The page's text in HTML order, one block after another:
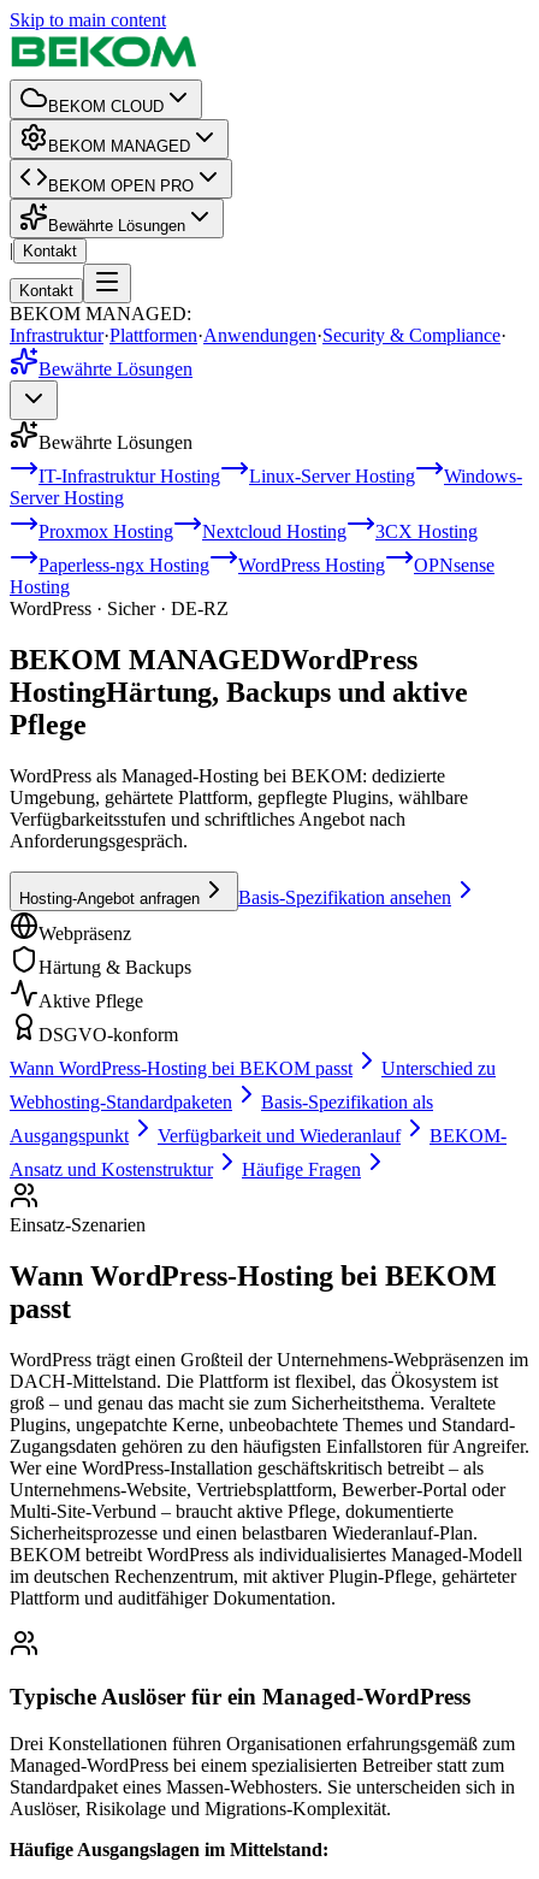
Skip to main content
BEKOM CLOUD
BEKOM MANAGED
BEKOM OPEN PRO
Bewährte Lösungen
| Kontakt
Kontakt
BEKOM MANAGED:
Infrastruktur·Plattformen·Anwendungen·Security & Compliance·
Bewährte Lösungen
Bewährte Lösungen
IT-Infrastruktur Hosting
Linux-Server Hosting
Windows-
Server Hosting
Proxmox Hosting
Nextcloud Hosting
3CX Hosting
Paperless-ngx Hosting
WordPress Hosting
OPNsense
Hosting
WordPress · Sicher · DE-RZ
BEKOM MANAGEDWordPress
HostingHärtung, Backups und aktive
Pflege
WordPress als Managed-Hosting bei BEKOM: dedizierte
Umgebung, gehärtete Plattform, gepflegte Plugins, wählbare
Verfügbarkeitsstufen und schriftliches Angebot nach
Anforderungsgespräch.
Hosting-Angebot anfragen
Basis-Spezifikation ansehen
Webpräsenz
Härtung & Backups
Aktive Pflege
DSGVO-konform
Wann WordPress-Hosting bei BEKOM passt
Unterschied zu
Webhosting-Standardpaketen
Basis-Spezifikation als
Ausgangspunkt
Verfügbarkeit und Wiederanlauf
BEKOM-
Ansatz und Kostenstruktur
Häufige Fragen
Einsatz-Szenarien
Wann WordPress-Hosting bei BEKOM
passt
WordPress trägt einen Großteil der Unternehmens-Webpräsenzen im
DACH-Mittelstand. Die Plattform ist flexibel, das Ökosystem ist
groß – und genau das macht sie zum Sicherheitsthema. Veraltete
Plugins, ungepatchte Kerne, unbeobachtete Themes und Standard-
Zugangsdaten gehören zu den häufigsten Einfallstoren für Angreifer.
Wer eine WordPress-Installation geschäftskritisch betreibt – als
Unternehmens-Website, Vertriebsplattform, Bewerber-Portal oder
Multi-Site-Verbund – braucht aktive Pflege, dokumentierte
Sicherheitsprozesse und einen belastbaren Wiederanlauf-Plan.
BEKOM betreibt WordPress als individualisiertes Managed-Modell
im deutschen Rechenzentrum, mit aktiver Plugin-Pflege, gehärteter
Plattform und auditfähiger Dokumentation.
Typische Auslöser für ein Managed-WordPress
Drei Konstellationen führen Organisationen erfahrungsgemäß zum
Managed-WordPress bei einem spezialisierten Betreiber statt zum
Standardpaket eines Massen-Webhosters. Sie unterscheiden sich in
Auslöser, Risikolage und Migrations-Komplexität.
Häufige Ausgangslagen im Mittelstand: